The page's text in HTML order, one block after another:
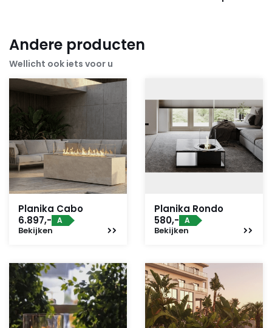
Andere producten
Wellicht ook iets voor u
Planika Cabo
6.897,- A
Bekijken
Planika Rondo
580,- A
Bekijken